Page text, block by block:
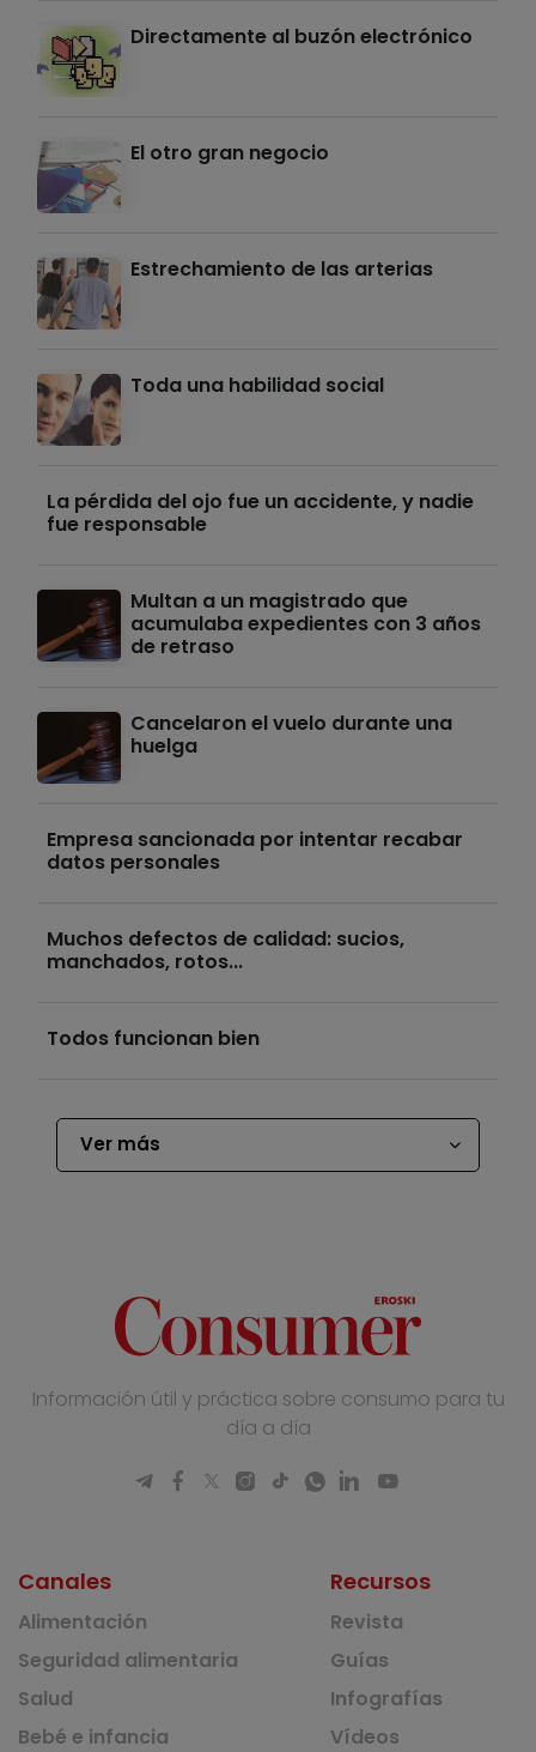
Directamente al buzón electrónico
El otro gran negocio
Estrechamiento de las arterias
Toda una habilidad social
La pérdida del ojo fue un accidente, y nadie
fue responsable
Multan a un magistrado que
acumulaba expedientes con 3 años
de retraso
Cancelaron el vuelo durante una
huelga
Empresa sancionada por intentar recabar
datos personales
Muchos defectos de calidad: sucios,
manchados, rotos...
Todos funcionan bien
Ver más
Información útil y práctica sobre consumo para tu
día a día
Canales
Alimentación
Seguridad alimentaria
Salud
Bebé e infancia
Recursos
Revista
Guías
Infografías
Vídeos